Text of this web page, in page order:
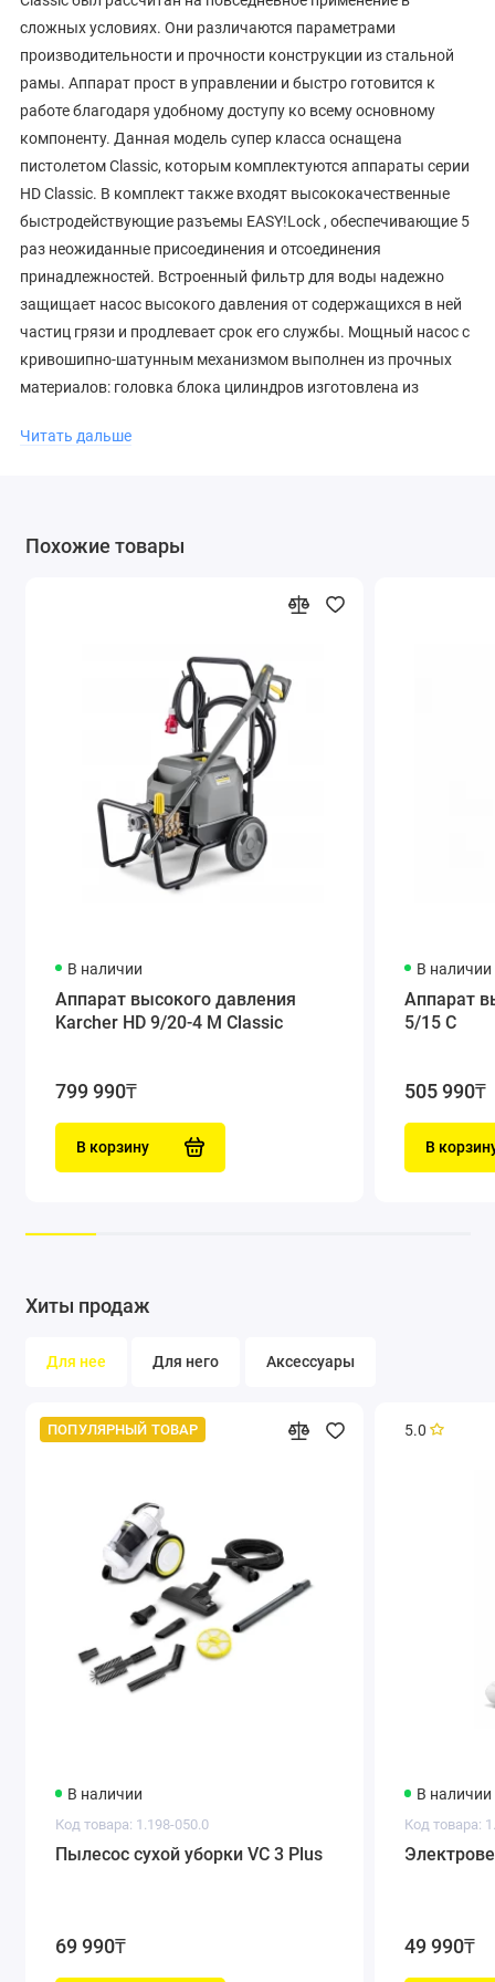
сложных условиях. Они различаются параметрами
производительности и прочности конструкции из стальной
рамы. Аппарат прост в управлении и быстро готовится к
работе благодаря удобному доступу ко всему основному
компоненту. Данная модель супер класса оснащена
пистолетом Classic, которым комплектуются аппараты серии
HD Classic. В комплект также входят высококачественные
быстродействующие разъемы EASY!Lock , обеспечивающие 5
раз неожиданные присоединения и отсоединения
принадлежностей. Встроенный фильтр для воды надежно
защищает насос высокого давления от содержащихся в ней
частиц грязи и продлевает срок его службы. Мощный насос с
кривошипно-шатунным механизмом выполнен из прочных
материалов: головка блока цилиндров изготовлена из
позволяет регулировать давление в зависимости от
Особенности и преимущества
Высокая производительность и эффективность. Долгий срок
пониженным всасыванием и температурой воды на входе до
Читать дальше
Похожие товары
В наличии
Аппарат высокого давления
Karcher HD 9/20-4 M Classic
799 990₸
В корзину
В наличии
Аппарат
5/15 C
505 990₸
В
Хиты продаж
Для нее Для него Аксессуары
ПОПУЛЯРНЫЙ ТОВАР
В наличии
Код товара: 1.198-050.0
Пылесос сухой уборки VC 3 Plus
69 990₸
5.0
В наличии
Код товара:
49 990₸